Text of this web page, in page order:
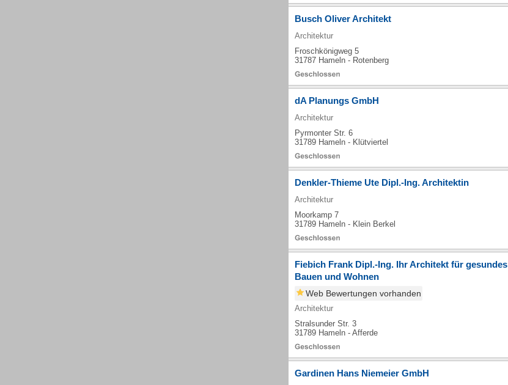
Busch Oliver Architekt
Architektur
Froschkönigweg 5
31787 Hameln - Rotenberg
dA Planungs GmbH
Architektur
Pyrmonter Str. 6
31789 Hameln - Klütviertel
Denkler-Thieme Ute Dipl.-Ing. Architektin
Architektur
Moorkamp 7
31789 Hameln - Klein Berkel
Fiebich Frank Dipl.-Ing. Ihr Architekt für gesundes
Bauen und Wohnen
Web Bewertungen vorhanden
Architektur
Stralsunder Str. 3
31789 Hameln - Afferde
Gardinen Hans Niemeier GmbH